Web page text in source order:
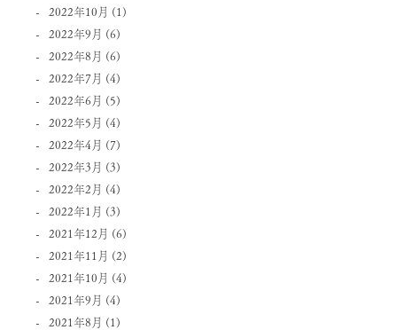
2022年10月 (1)
2022年9月 (6)
2022年8月 (6)
2022年7月 (4)
2022年6月 (5)
2022年5月 (4)
2022年4月 (7)
2022年3月 (3)
2022年2月 (4)
2022年1月 (3)
2021年12月 (6)
2021年11月 (2)
2021年10月 (4)
2021年9月 (4)
2021年8月 (1)